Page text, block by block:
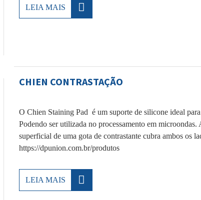
LEIA MAIS
CHIEN CONTRASTAÇÃO
O Chien Staining Pad é um suporte de silicone ideal
Podendo ser utilizada no processamento em
superficial de uma gota de contrastante cubra ambos os
https://dpunion.com.br/produtos
LEIA MAIS